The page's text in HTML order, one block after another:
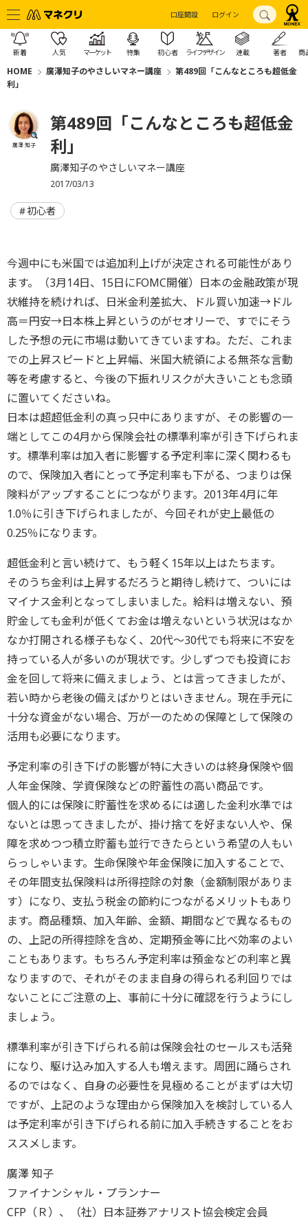
口座開設 ログイン
新着 人気 マーケット 特集 初心者 ライフデザイン 連載 著者 商
HOME 廣澤知子のやさしいマネー講座
第489回「こんなところも超低金
利」
廣澤 知子
第489回「こんなところも超低金
利」
廣澤知子のやさしいマネー講座
2017/03/13
初心者
今週中にも米国では追加利上げが決定される可能性があり
ます。（3月14日、15日にFOMC開催）日本の金融政策が現
状維持を続ければ、日米金利差拡大、ドル買い加速→ドル
高＝円安→日本株上昇というのがセオリーで、すでにそう
した予想の元に市場は動いてきていますね。ただ、これま
での上昇スピードと上昇幅、米国大統領による無茶な言動
等を考慮すると、今後の下振れリスクが大きいことも念頭
に置いてくださいね。
日本は超超低金利の真っ只中にありますが、その影響の一
端としてこの4月から保険会社の標準利率が引き下げられま
す。標準利率は加入者に影響する予定利率に深く関わるも
ので、保険加入者にとって予定利率も下がる、つまりは保
険料がアップすることにつながります。2013年4月に年
1.0％に引き下げられましたが、今回それが史上最低の
0.25％になります。
超低金利と言い続けて、もう軽く15年以上はたちます。
そのうち金利は上昇するだろうと期待し続けて、ついには
マイナス金利となってしまいました。給料は増えない、預
貯金しても金利が低くてお金は増えないという状況はなか
なか打開される様子もなく、20代～30代でも将来に不安を
持っている人が多いのが現状です。少しずつでも投資にお
金を回して将来に備えましょう、とは言ってきましたが、
若い時から老後の備えばかりとはいきません。現在手元に
十分な資金がない場合、万が一のための保障として保険の
活用も必要になります。
予定利率の引き下げの影響が特に大きいのは終身保険や個
人年金保険、学資保険などの貯蓄性の高い商品です。
個人的には保険に貯蓄性を求めるには適した金利水準では
ないとは思ってきましたが、掛け捨てを好まない人や、保
障を求めつつ積立貯蓄も並行できたらという希望の人もい
らっしゃいます。生命保険や年金保険に加入することで、
その年間支払保険料は所得控除の対象（金額制限がありま
す）になり、支払う税金の節約につながるメリットもあり
ます。商品種類、加入年齢、金額、期間などで異なるもの
の、上記の所得控除を含め、定期預金等に比べ効率のよい
こともあります。もちろん予定利率は預金などの利率と異
なりますので、それがそのまま自身の得られる利回りでは
ないことにご注意の上、事前に十分に確認を行うようにし
ましょう。
標準利率が引き下げられる前は保険会社のセールスも活発
になり、駆け込み加入する人も増えます。周囲に踊らされ
るのではなく、自身の必要性を見極めることがまずは大切
ですが、上記のような理由から保険加入を検討している人
は予定利率が引き下げられる前に加入手続きすることをお
ススメします。
廣澤 知子
ファイナンシャル・プランナー
CFP（Ｒ）、（社）日本証券アナリスト協会検定会員